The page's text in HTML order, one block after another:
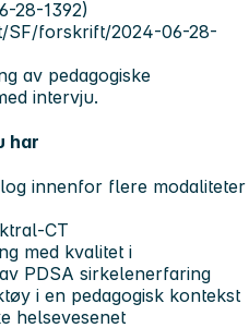
28-1392)
SF/forskrift/2024-06-28-
av pedagogiske
intervju.
har
innenfor flere modaliteter
CT
med kvalitet i
PDSA sirkelenerfaring
i en pedagogisk kontekst
helsevesenet